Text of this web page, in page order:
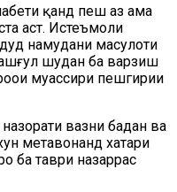
қанд пеш аз ҳама
аст. Истеъмоли
намудани маҳсулоти
шудан ба варзиш
муассири пешгирии
вазни бадан ва
метавонанд хатари
ба таври назаррас